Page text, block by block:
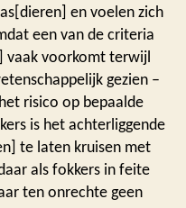
en voelen zich
een van de criteria
vaak voorkomt terwijl
gezien –
risico op bepaalde
is het achterliggende
te laten kruisen met
als fokkers in feite
ten onrechte geen